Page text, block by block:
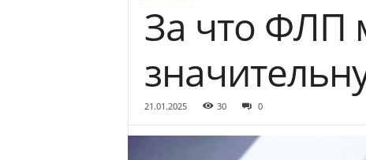
o
m
За что ФЛП
21.01.2025 30 0